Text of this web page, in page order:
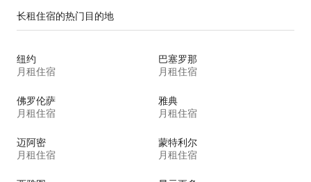
长租住宿的热门目的地
纽约
月租住宿
巴塞罗那
月租住宿
佛罗伦萨
月租住宿
雅典
月租住宿
迈阿密
月租住宿
蒙特利尔
月租住宿